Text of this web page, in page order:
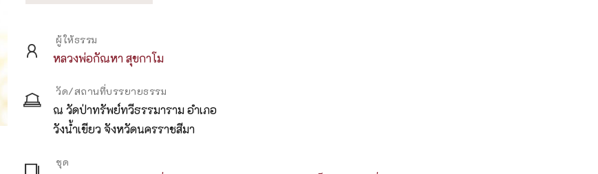
ผู้ให้ธรรม
หลวงพ่อกัณหา สุขกาโม
วัด/สถานที่บรรยายธรรม
ณ วัดป่าทรัพย์ทวีธรรมาราม อำเภอ
วังน้ำเขียว จังหวัดนครราชสีมา
ชุด